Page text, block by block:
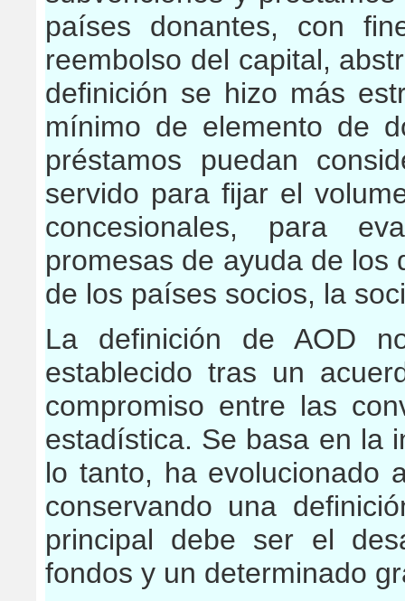
países donantes, con
reembolso del capital,
definición se hizo más
mínimo de elemento de
préstamos puedan
servido para fijar el
concesionales, para
promesas de ayuda de los
de los países socios, la
La definición de AOD
establecido tras un
compromiso entre las
estadística. Se basa en la
lo tanto, ha evolucionado
conservando una
principal debe ser el
fondos y un determinado